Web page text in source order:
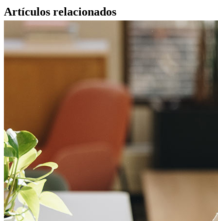
Artículos relacionados